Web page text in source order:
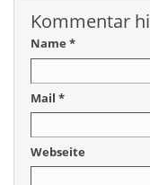
Kommentar
Name *
Mail *
Webseite